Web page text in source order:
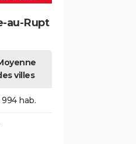
au-Rupt
villes
994 hab.